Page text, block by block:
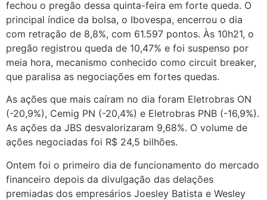
fechou o pregão dessa quinta-feira em forte queda. O
principal índice da bolsa, o Ibovespa, encerrou o dia
com retração de 8,8%, com 61.597 pontos. Às 10h21, o
pregão registrou queda de 10,47% e foi suspenso por
meia hora, mecanismo conhecido como circuit breaker,
que paralisa as negociações em fortes quedas.
As ações que mais caíram no dia foram Eletrobras ON
(-20,9%), Cemig PN (-20,4%) e Eletrobras PNB (-16,9%).
As ações da JBS desvalorizaram 9,68%. O volume de
ações negociadas foi R$ 24,5 bilhões.
Ontem foi o primeiro dia de funcionamento do mercado
financeiro depois da divulgação das delações
premiadas dos empresários Joesley Batista e Wesley